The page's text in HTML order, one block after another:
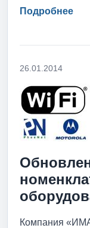
Подробнее
26.01.2014
Компания